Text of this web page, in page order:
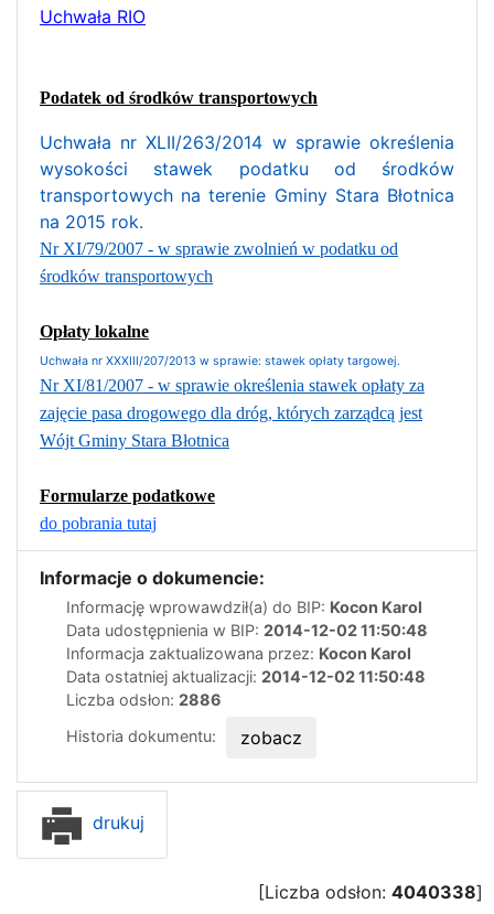
Uchwała RIO
Podatek od środków transportowych
Uchwała nr XLII/263/2014 w sprawie określenia
wysokości stawek podatku od środków
transportowych na terenie Gminy Stara Błotnica
na 2015 rok.
Nr XI/79/2007 - w sprawie zwolnień w podatku od
środków transportowych
Opłaty lokalne
Uchwała nr XXXIII/207/2013 w sprawie: stawek opłaty targowej.
Nr XI/81/2007 - w sprawie określenia stawek opłaty za
zajęcie pasa drogowego dla dróg, których zarządcą jest
Wójt Gminy Stara Błotnica
Formularze podatkowe
do pobrania tutaj
Informacje o dokumencie:
Informację wprowawdził(a) do BIP: Kocon Karol
Data udostępnienia w BIP: 2014-12-02 11:50:48
Informacja zaktualizowana przez: Kocon Karol
Data ostatniej aktualizacji: 2014-12-02 11:50:48
Liczba odsłon: 2886
Historia dokumentu:
zobacz
drukuj
[Liczba odsłon: 4040338]